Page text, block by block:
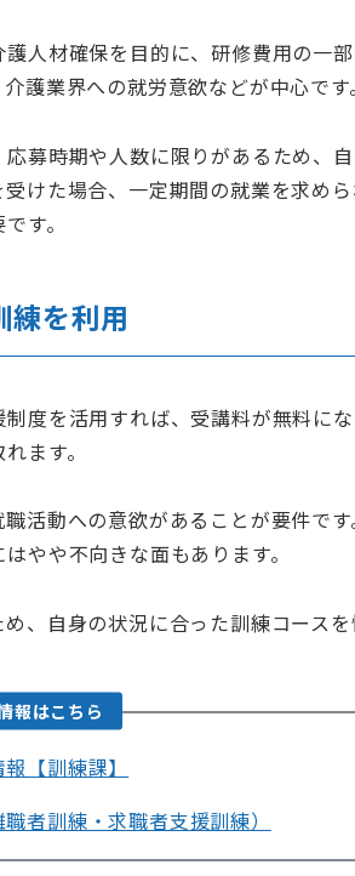
人材確保を目的に、研修費用の一
護業界への就労意欲などが中心です
募時期や人数に限りがあるため、
けた場合、一定期間の就業を求め
す。
練を利用
度を活用すれば、受講料が無料に
ます。
活動への意欲があることが要件で
やや不向きな面もあります。
、自身の状況に合った訓練コース
報はこちら
【訓練課】
者訓練・求職者支援訓練）